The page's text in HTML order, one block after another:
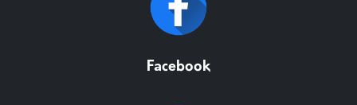
Facebook